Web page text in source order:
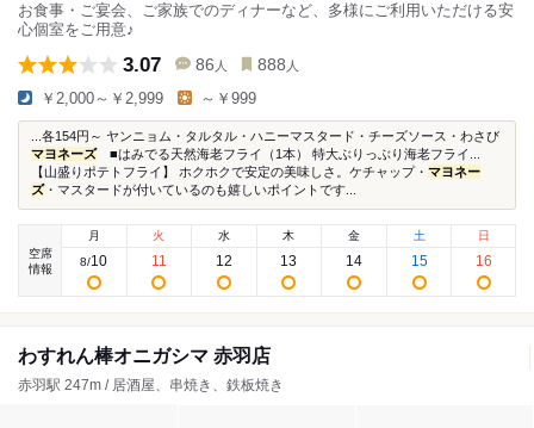
お食事・ご宴会、ご家族でのディナーなど、多様にご利用いただける安
心個室をご用意♪
3.07 86 人 888 人
￥2,000～￥2,999 ～￥999
...各154円～ ヤンニョム・タルタル・ハニーマスタード・チーズソース・わさび
マヨネーズ■はみでる天然海老フライ（1本） 特大ぶりっぶり海老フライ...
【山盛りポテトフライ】 ホクホクで安定の美味しさ。ケチャップ・ マヨネー
ズ・マスタードが付いているのも嬉しいポイントです...
空席
情報
月
8/10
火
11
水
12
木
13
金
14
土
15
日
16
わすれん棒オニガシマ 赤羽店
赤羽駅 247m / 居酒屋、串焼き、鉄板焼き